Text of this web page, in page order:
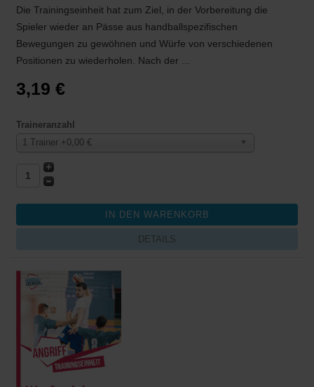
Die Trainingseinheit hat zum Ziel, in der Vorbereitung die
Spieler wieder an Pässe aus handballspezifischen
Bewegungen zu gewöhnen und Würfe von verschiedenen
Positionen zu wiederholen. Nach der ...
3,19 €
Traineranzahl
1 Trainer +0,00 €
DETAILS